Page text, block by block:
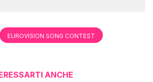
EUROVISION SONG CONTEST
ANCHE